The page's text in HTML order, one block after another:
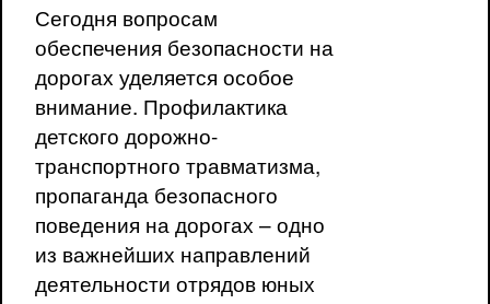
Сегодня вопросам
обеспечения безопасности на
дорогах уделяется особое
внимание. Профилактика
детского дорожно-
транспортного травматизма,
пропаганда безопасного
поведения на дорогах – одно
из важнейших направлений
деятельности отрядов юных